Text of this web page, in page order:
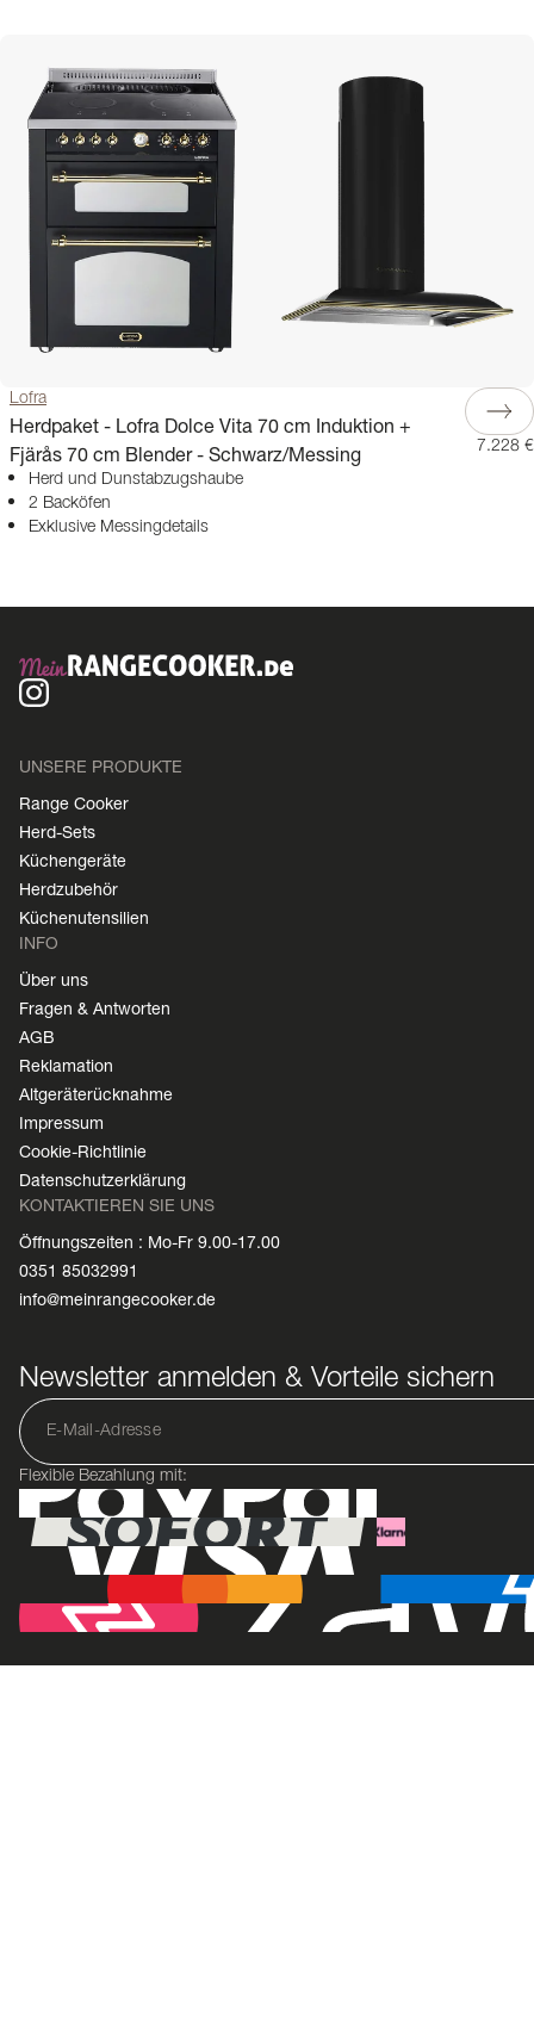
Lofra
Herdpaket - Lofra Dolce Vita 70 cm Induktion +
Fjärås 70 cm Blender - Schwarz/Messing
Herd und Dunstabzugshaube
2 Backöfen
Exklusive Messingdetails
7.228 €
UNSERE PRODUKTE
Range Cooker
Herd-Sets
Küchengeräte
Herdzubehör
Küchenutensilien
INFO
Über uns
Fragen & Antworten
AGB
Reklamation
Altgeräterücknahme
Impressum
Cookie-Richtlinie
Datenschutzerklärung
KONTAKTIEREN SIE UNS
Öffnungszeiten : Mo-Fr 9.00-17.00
0351 85032991
info@meinrangecooker.de
Newsletter anmelden & Vorteile sichern
Flexible Bezahlung mit: